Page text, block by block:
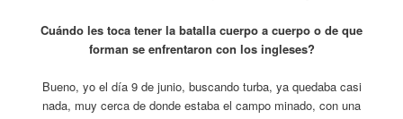
Cuándo les toca tener la batalla cuerpo a cuerpo o de que
forman se enfrentaron con los ingleses?
Bueno, yo el día 9 de junio, buscando turba, ya quedaba casi
nada, muy cerca de donde estaba el campo minado, con una